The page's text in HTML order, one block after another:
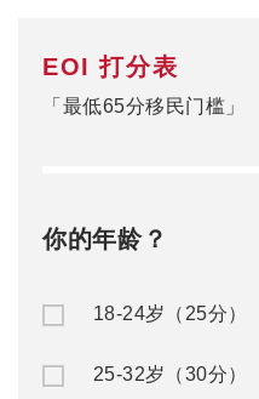
EOI 打分表
「最低65分移民门槛」
你的年龄？
18-24岁（25分）
25-32岁（30分）